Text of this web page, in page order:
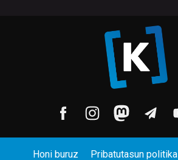
Honi buruz Pribatutasun politika